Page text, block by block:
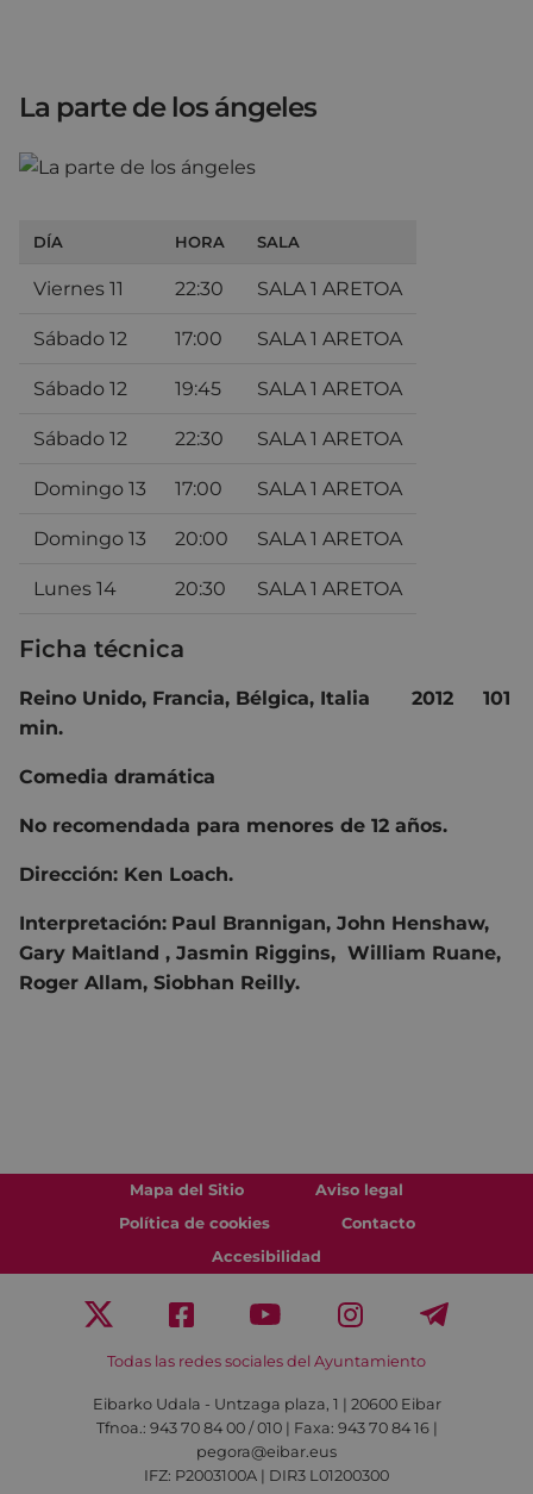
La parte de los ángeles
DÍA HORA SALA
Viernes 11 22:30 SALA 1 ARETOA
Sábado 12 17:00 SALA 1 ARETOA
Sábado 12 19:45 SALA 1 ARETOA
Sábado 12 22:30 SALA 1 ARETOA
Domingo 13 17:00 SALA 1 ARETOA
Domingo 13 20:00 SALA 1 ARETOA
Lunes 14 20:30 SALA 1 ARETOA
Ficha técnica
Reino Unido, Francia, Bélgica, Italia 2012 101
min.
Comedia dramática
No recomendada para menores de 12 años.
Dirección: Ken Loach.
Interpretación: Paul Brannigan, John Henshaw,
Gary Maitland , Jasmin Riggins, William Ruane,
Roger Allam, Siobhan Reilly.
Mapa del Sitio
Aviso legal
Política de cookies
Contacto
Accesibilidad
Todas las redes sociales del Ayuntamiento
Eibarko Udala - Untzaga plaza, 1 | 20600 Eibar
Tfnoa.: 943 70 84 00 / 010 | Faxa: 943 70 84 16 |
pegora@eibar.eus
IFZ: P2003100A | DIR3 L01200300